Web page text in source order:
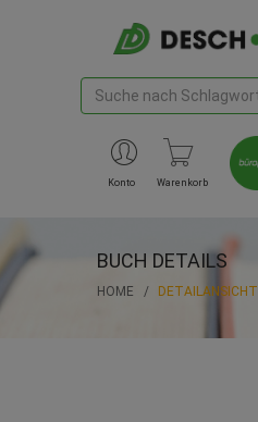
Konto Warenkorb
BUCH DETAILS
HOME DETAILANSICHT